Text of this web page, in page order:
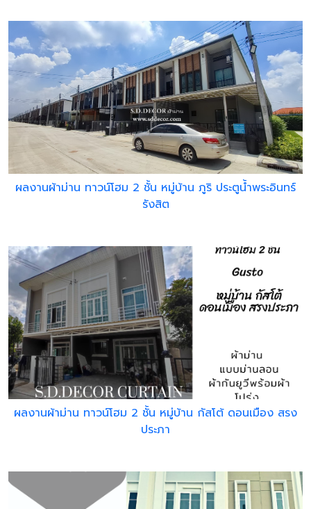
ผลงานผ้าม่าน ทาวน์โฮม 2 ชั้น หมู่บ้าน ภูริ ประตูน้ำพระอินทร์
รังสิต
ผลงานผ้าม่าน ทาวน์โฮม 2 ชั้น หมู่บ้าน กัสโต้ ดอนเมือง สรง
ประภา